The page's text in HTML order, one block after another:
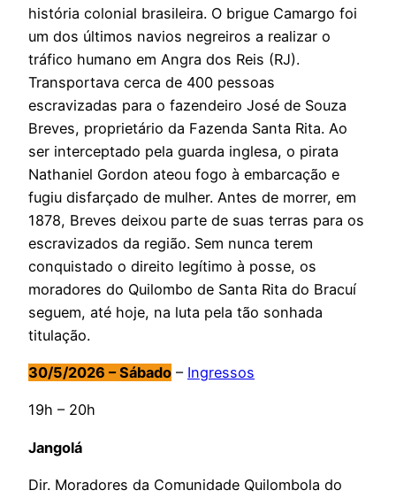
história colonial brasileira. O brigue Camargo foi
um dos últimos navios negreiros a realizar o
tráfico humano em Angra dos Reis (RJ).
Transportava cerca de 400 pessoas
escravizadas para o fazendeiro José de Souza
Breves, proprietário da Fazenda Santa Rita. Ao
ser interceptado pela guarda inglesa, o pirata
Nathaniel Gordon ateou fogo à embarcação e
fugiu disfarçado de mulher. Antes de morrer, em
1878, Breves deixou parte de suas terras para os
escravizados da região. Sem nunca terem
conquistado o direito legítimo à posse, os
moradores do Quilombo de Santa Rita do Bracuí
seguem, até hoje, na luta pela tão sonhada
titulação.
30/5/2026 – Sábado – Ingressos
19h – 20h
Jangolá
Dir. Moradores da Comunidade Quilombola do